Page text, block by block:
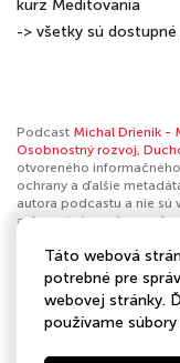
kurz Meditovania
-> všetky sú dostupné
Podcast Michal Drienik -
Osobnostný rozvoj,
otvoreného
ochrany a ďalšie
autora podcastu a nie sú
ani nevytvára ani
nahlásiť obsah. Ak je toto
profilomklikni sem.
Autor:Michal Drienik
Táto webová
potrebné pre
webovej stránky.
používame